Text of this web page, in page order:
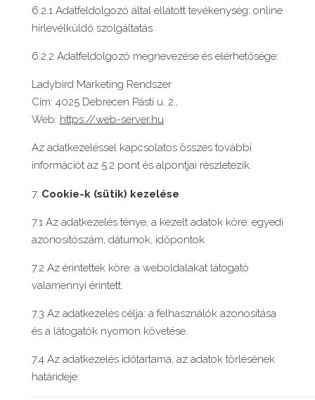
6.2.1 Adatfeldolgozó által ellátott tevékenység: online
hírlevélküldő szolgáltatás
6.2.2 Adatfeldolgozó megnevezése és elérhetősége:
Ladybird Marketing Rendszer
Cím: 4025 Debrecen Pásti u. 2.,
Web: https://web-server.hu
Az adatkezeléssel kapcsolatos összes további
információt az 5.2 pont és alpontjai részletezik.
Cookie-k (sütik) kezelése
7.1 Az adatkezelés ténye, a kezelt adatok köre: egyedi
azonosítószám, dátumok, időpontok.
7.2 Az érintettek köre: a weboldalakat látogató
valamennyi érintett.
7.3 Az adatkezelés célja: a felhasználók azonosítása
és a látogatók nyomon követése.
7.4 Az adatkezelés időtartama, az adatok törlésének
határideje: